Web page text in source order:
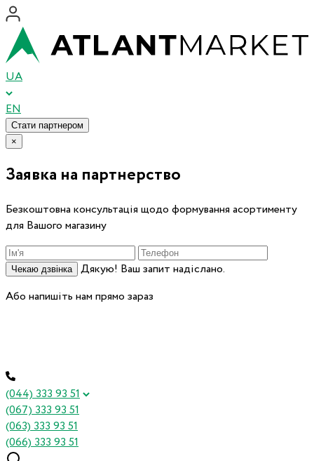
UA
EN
Стати партнером
×
Заявка на партнерство
Безкоштовна консультація щодо формування асортименту
для Вашого магазину
Чекаю дзвінка
Дякую! Ваш запит надіслано.
Або напишіть нам прямо зараз
(044) 333 93 51
(067) 333 93 51
(063) 333 93 51
(066) 333 93 51